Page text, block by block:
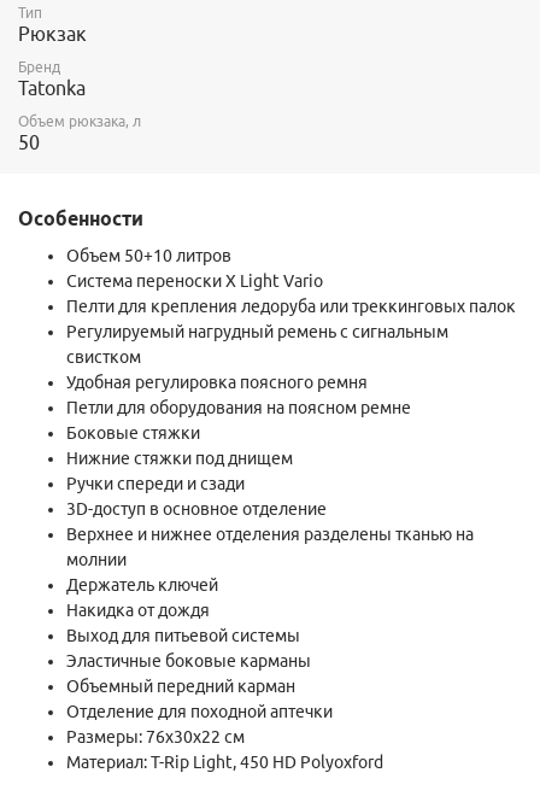
Тип
Рюкзак
Бренд
Tatonka
Объем рюкзака, л
50
Особенности
Объем 50+10 литров
Система переноски X Light Vario
Пелти для крепления ледоруба или треккинговых палок
Регулируемый нагрудный ремень с сигнальным
свистком
Удобная регулировка поясного ремня
Петли для оборудования на поясном ремне
Боковые стяжки
Нижние стяжки под днищем
Ручки спереди и сзади
3D-доступ в основное отделение
Верхнее и нижнее отделения разделены тканью на
молнии
Держатель ключей
Накидка от дождя
Выход для питьевой системы
Эластичные боковые карманы
Объемный передний карман
Отделение для походной аптечки
Размеры:76x30x22 см
Материал: T-Rip Light, 450 HD Polyoxford